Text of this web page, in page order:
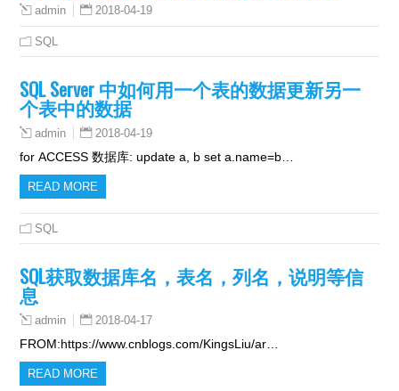
admin 2018-04-19
SQL
SQL Server 中如何用一个表的数据更新另一
个表中的数据
admin 2018-04-19
for ACCESS 数据库: update a, b set a.name=b…
READ MORE
SQL
SQL获取数据库名，表名，列名，说明等信
息
admin 2018-04-17
FROM:https://www.cnblogs.com/KingsLiu/ar…
READ MORE